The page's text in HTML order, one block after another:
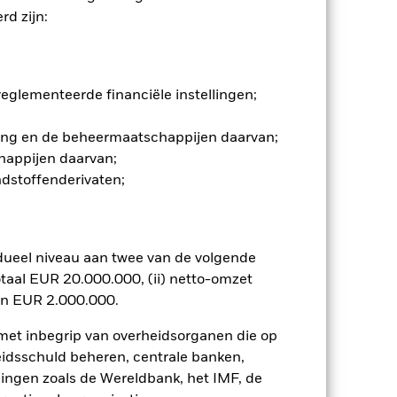
zijn:
financiële instellingen;
en de beheermaatschappijen daarvan;
daarvan;
niveau aan twee van de volgende
EUR 20.000.000, (ii) netto-omzet
EUR 2.000.000.
inbegrip van overheidsorganen die op
beheren, centrale banken,
zoals de Wereldbank, het IMF, de
verliezen of winsten, wat leidt
een uitvoerige of complexe
een belegging in het Fonds een
kan een negatief effect
screening.
Het gebruik van derivaten voor
in het fonds betekenen.
voor andere
van alle aandelenklassen in het
van de aandelenklasse.
beheermaatschappij van het
de hiermee verbonden inkomsten
van opbrengsten uit
SFDR Web Disclosure Download